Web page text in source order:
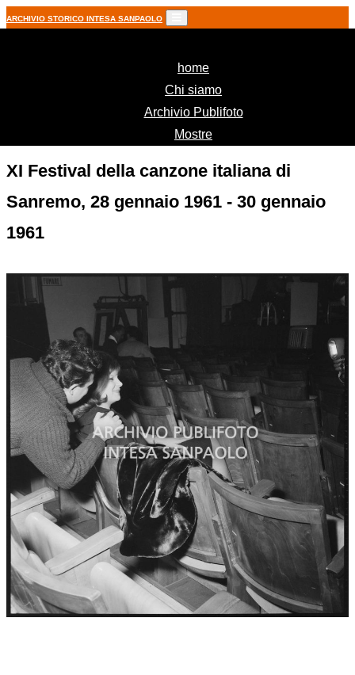
ARCHIVIO STORICO INTESA SANPAOLO
home(current)
Chi siamo
Archivio Publifoto
Mostre
XI Festival della canzone italiana di
Sanremo, 28 gennaio 1961 - 30 gennaio
1961